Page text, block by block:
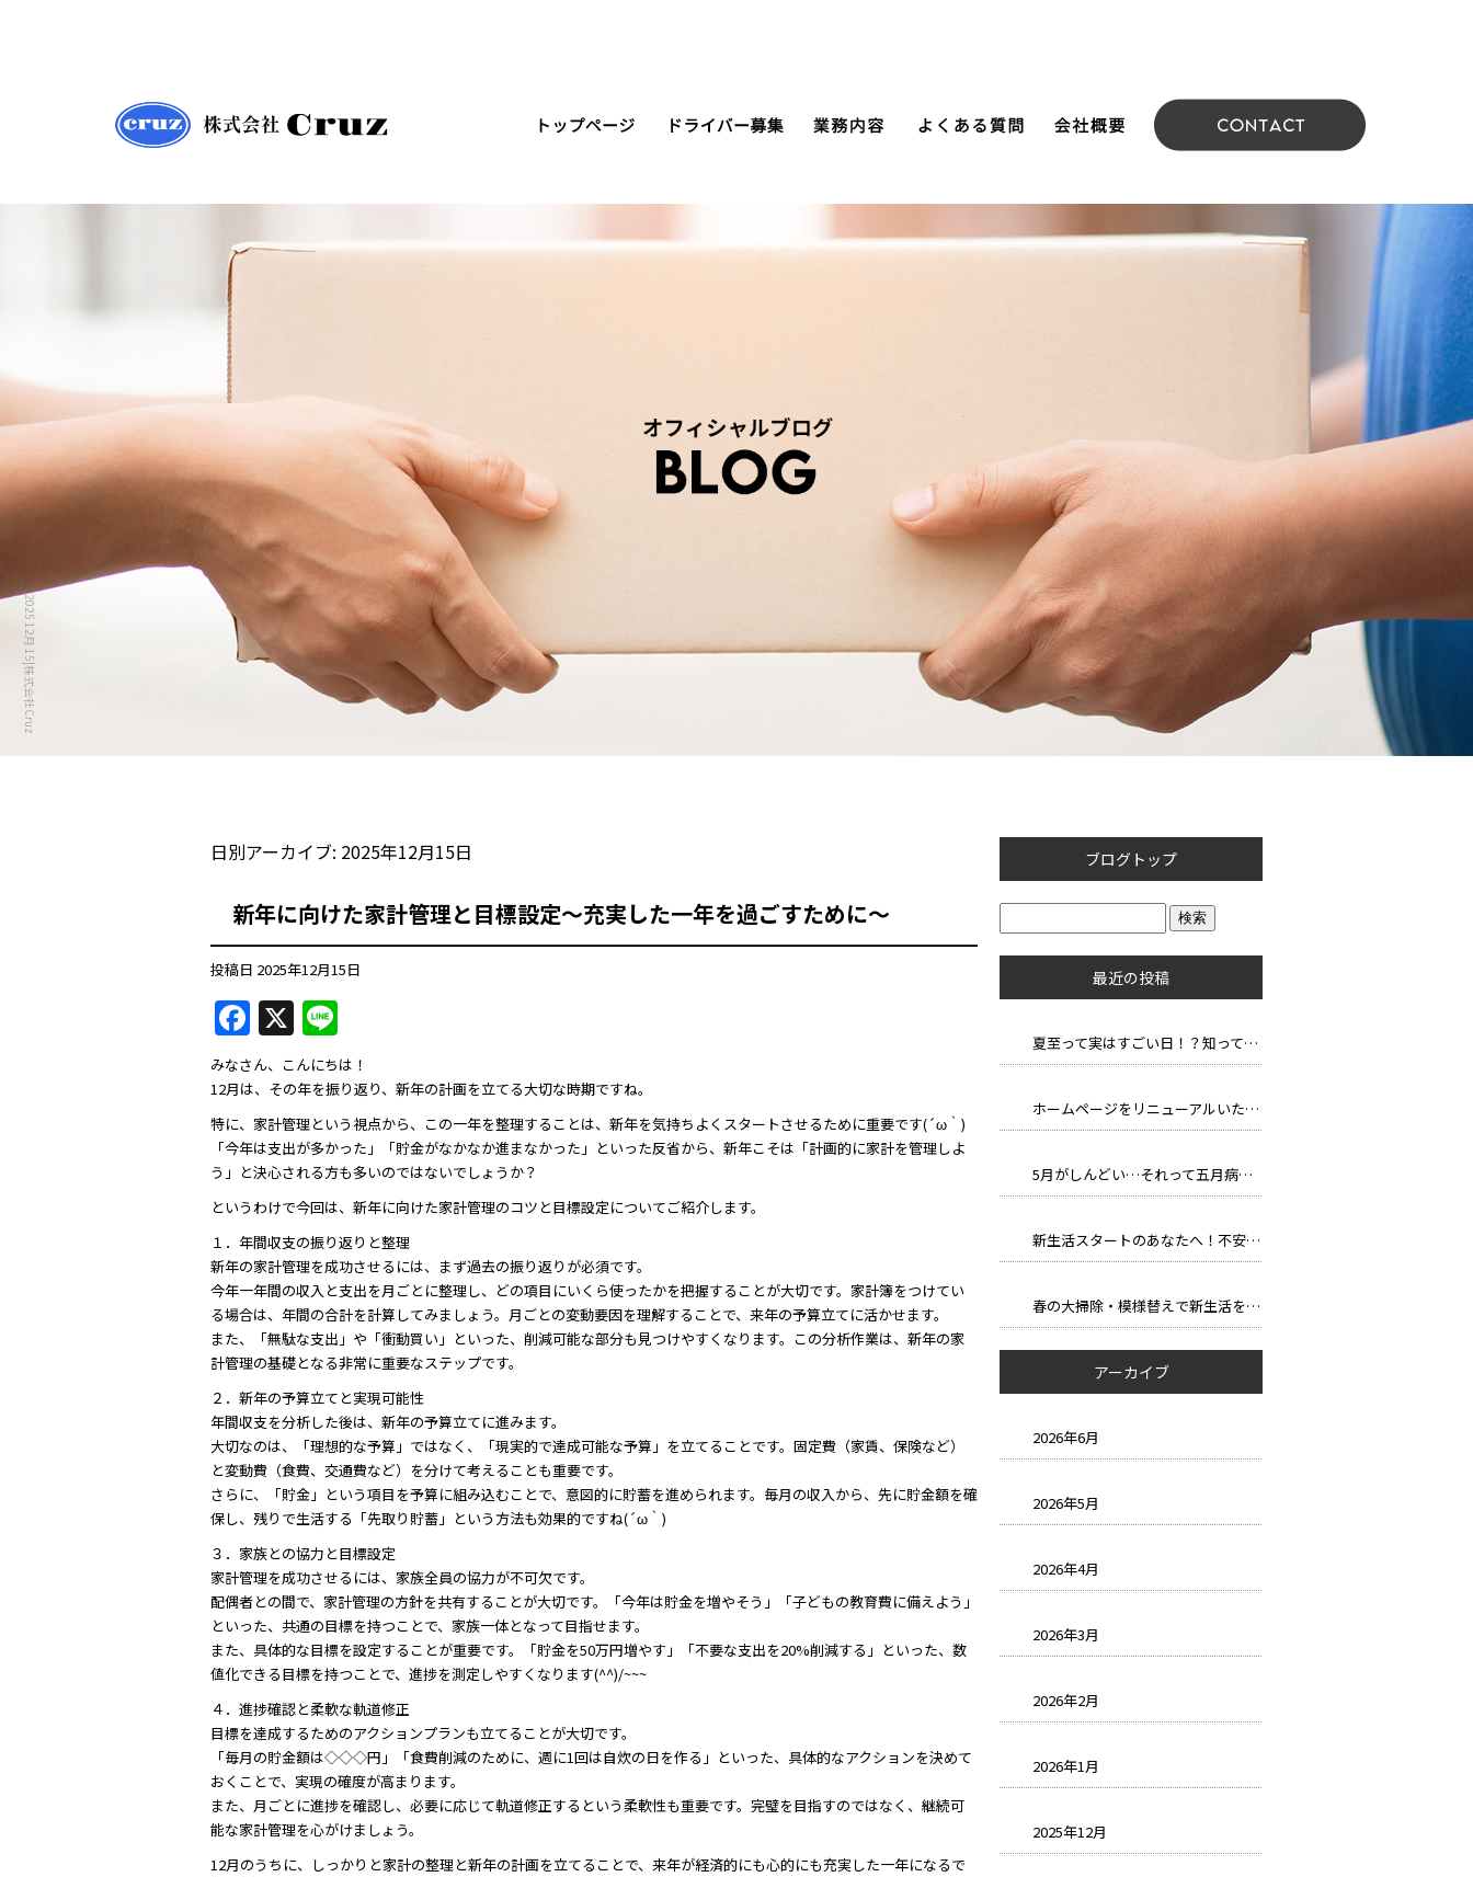
2025 12月 15|株式会社Cruz
日別アーカイブ: 2025年12月15日
新年に向けた家計管理と目標設定～充実した一年を過ごすために～
投稿日 2025年12月15日
F
a
c
e
b
o
o
k
X
n
e
みなさん、こんにちは！
12月は、その年を振り返り、新年の計画を立てる大切な時期ですね。
特に、家計管理という視点から、この一年を整理することは、新年を気持ちよくスタートさせるために重要です(´ω｀)
「今年は支出が多かった」「貯金がなかなか進まなかった」といった反省から、新年こそは「計画的に家計を管理しよ
う」と決心される方も多いのではないでしょうか？
というわけで今回は、新年に向けた家計管理のコツと目標設定についてご紹介します。
１．年間収支の振り返りと整理
新年の家計管理を成功させるには、まず過去の振り返りが必須です。
今年一年間の収入と支出を月ごとに整理し、どの項目にいくら使ったかを把握することが大切です。家計簿をつけてい
る場合は、年間の合計を計算してみましょう。月ごとの変動要因を理解することで、来年の予算立てに活かせます。
また、「無駄な支出」や「衝動買い」といった、削減可能な部分も見つけやすくなります。この分析作業は、新年の家
計管理の基礎となる非常に重要なステップです。
２．新年の予算立てと実現可能性
年間収支を分析した後は、新年の予算立てに進みます。
大切なのは、「理想的な予算」ではなく、「現実的で達成可能な予算」を立てることです。固定費（家賃、保険など）
と変動費（食費、交通費など）を分けて考えることも重要です。
さらに、「貯金」という項目を予算に組み込むことで、意図的に貯蓄を進められます。毎月の収入から、先に貯金額を確
保し、残りで生活する「先取り貯蓄」という方法も効果的ですね(´ω｀)
３．家族との協力と目標設定
家計管理を成功させるには、家族全員の協力が不可欠です。
配偶者との間で、家計管理の方針を共有することが大切です。「今年は貯金を増やそう」「子どもの教育費に備えよう」
といった、共通の目標を持つことで、家族一体となって目指せます。
また、具体的な目標を設定することが重要です。「貯金を50万円増やす」「不要な支出を20%削減する」といった、数
値化できる目標を持つことで、進捗を測定しやすくなります(^^)/~~~
４．進捗確認と柔軟な軌道修正
目標を達成するためのアクションプランも立てることが大切です。
「毎月の貯金額は◇◇◇円」「食費削減のために、週に1回は自炊の日を作る」といった、具体的なアクションを決めて
おくことで、実現の確度が高まります。
また、月ごとに進捗を確認し、必要に応じて軌道修正するという柔軟性も重要です。完璧を目指すのではなく、継続可
能な家計管理を心がけましょう。
12月のうちに、しっかりと家計の整理と新年の計画を立てることで、来年が経済的にも心的にも充実した一年になるで
ブログトップ
最近の投稿
夏至って実はすごい日！？知って得する豆知識と長い一日の楽しみ方
ホームページをリニューアルいたしました。
5月がしんどい…それって五月病かも？
新生活スタートのあなたへ！不安を自信に変える、新しい環境での過ごし方
春の大掃除・模様替えで新生活を気持ちよくスタートしよう！
アーカイブ
2026年6月
2026年5月
2026年4月
2026年3月
2026年2月
2026年1月
2025年12月